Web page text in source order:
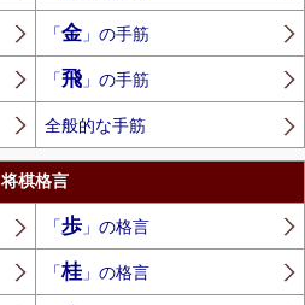
「金」の手筋
「飛」の手筋
全般的な手筋
将棋格言
「歩」の格言
「桂」の格言